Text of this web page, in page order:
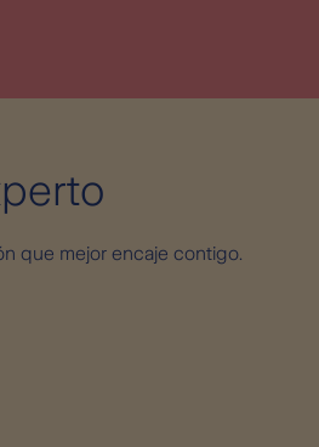
que mejor encaje contigo.